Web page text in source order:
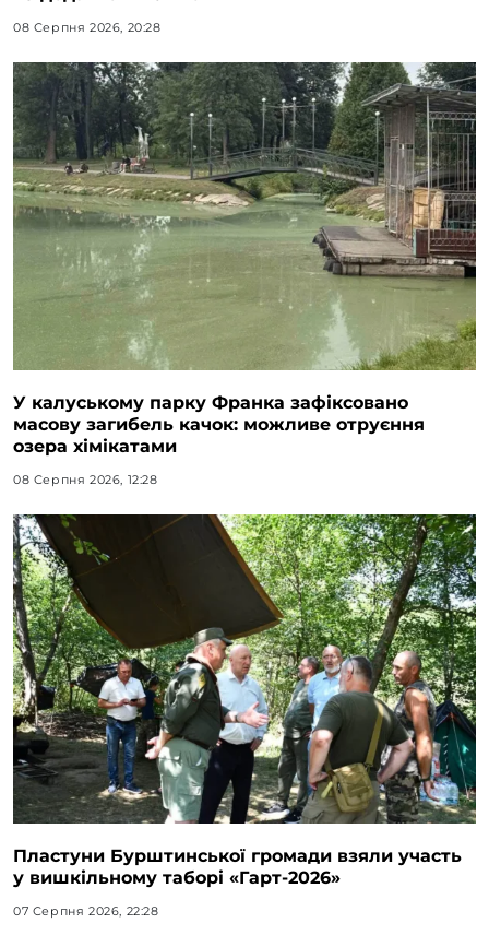
08 Серпня 2026, 20:28
У калуському парку Франка зафіксовано
масову загибель качок: можливе отруєння
озера хімікатами
08 Серпня 2026, 12:28
Пластуни Бурштинської громади взяли участь
у вишкільному таборі «Гарт-2026»
07 Серпня 2026, 22:28